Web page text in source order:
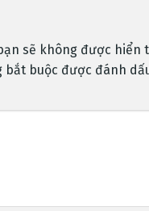
sẽ không được hiển
bắt buộc được đánh